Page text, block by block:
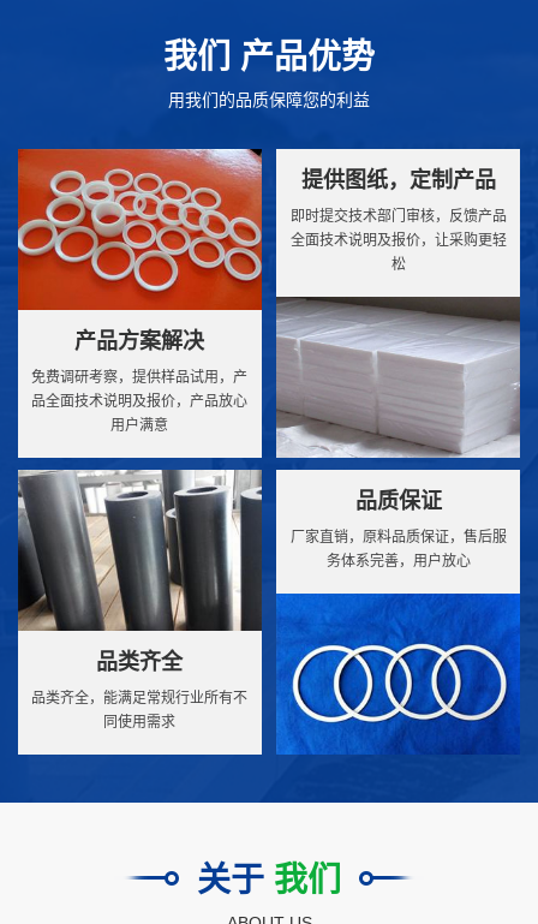
我们 产品优势
用我们的品质保障您的利益
产品方案解决
免费调研考察，提供样品试用，产
品全面技术说明及报价，产品放心
用户满意
提供图纸，定制产品
即时提交技术部门审核，反馈产品
全面技术说明及报价，让采购更轻
松
品类齐全
品类齐全，能满足常规行业所有不
同使用需求
品质保证
厂家直销，原料品质保证，售后服
务体系完善，用户放心
关于 我们